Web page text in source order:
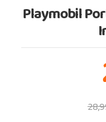
Playmobil